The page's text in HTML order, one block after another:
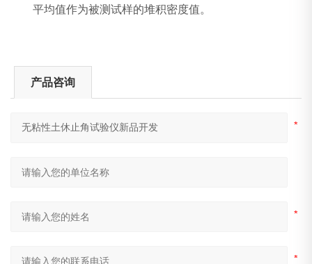
平均值作为被测试样的堆积密度值。
产品咨询